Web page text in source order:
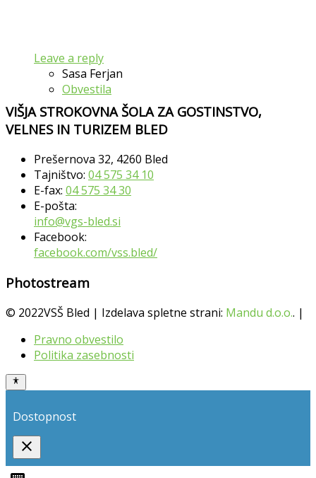
Leave a reply
Sasa Ferjan
Obvestila
VIŠJA STROKOVNA ŠOLA ZA GOSTINSTVO,
VELNES IN TURIZEM BLED
Prešernova 32, 4260 Bled
Tajništvo: 04 575 34 10
E-fax: 04 575 34 30
E-pošta:
info@vgs-bled.si
Facebook:
facebook.com/vss.bled/
Photostream
© 2022VSŠ Bled | Izdelava spletne strani: Mandu d.o.o.. |
Pravno obvestilo
Politika zasebnosti
Dostopnost
close
Toggle